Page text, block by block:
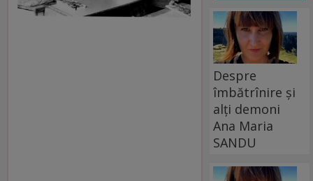
Despre
îmbătrînire și
alți demoni
Ana Maria
SANDU